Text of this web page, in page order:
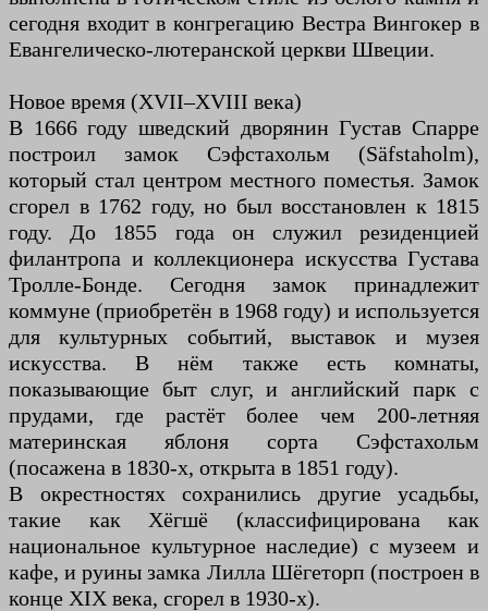
сегодня входит в конгрегацию Вестра Вингокер в
Евангелическо-лютеранской церкви Швеции.
Новое время (XVII–XVIII века)
В 1666 году шведский дворянин Густав Спарре
построил замок Сэфстахольм (Säfstaholm),
который стал центром местного поместья. Замок
сгорел в 1762 году, но был восстановлен к 1815
году. До 1855 года он служил резиденцией
филантропа и коллекционера искусства Густава
Тролле-Бонде. Сегодня замок принадлежит
коммуне (приобретён в 1968 году) и используется
для культурных событий, выставок и музея
искусства. В нём также есть комнаты,
показывающие быт слуг, и английский парк с
прудами, где растёт более чем 200-летняя
материнская яблоня сорта Сэфстахольм
(посажена в 1830-х, открыта в 1851 году).
В окрестностях сохранились другие усадьбы,
такие как Хёгшё (классифицирована как
национальное культурное наследие) с музеем и
кафе, и руины замка Лилла Шёгеторп (построен в
конце XIX века, сгорел в 1930-х).